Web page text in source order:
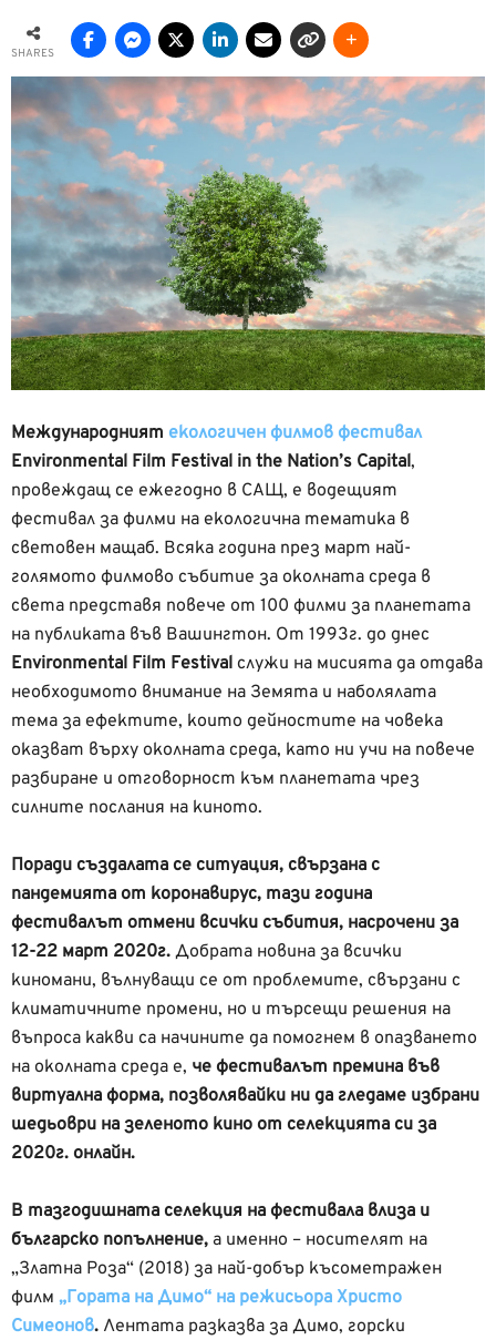
SHARES
Международният екологичен филмов фестивал
Environmental Film Festival in the Nation’s Capital,
провеждащ се ежегодно в САЩ, е водещият
фестивал за филми на екологична тематика в
световен мащаб. Всяка година през март най-
голямото филмово събитие за околната среда в
света представя повече от 100 филми за планетата
на публиката във Вашингтон. От 1993г. до днес
Environmental Film Festival служи на мисията да отдава
необходимото внимание на Земята и наболялата
тема за ефектите, които дейностите на човека
оказват върху околната среда, като ни учи на повече
разбиране и отговорност към планетата чрез
силните послания на киното.
Поради създалата се ситуация, свързана с
пандемията от коронавирус, тази година
фестивалът отмени всички събития, насрочени за
12-22 март 2020г. Добрата новина за всички
киномани, вълнуващи се от проблемите, свързани с
климатичните промени, но и търсещи решения на
въпроса какви са начините да помогнем в опазването
на околната среда е, че фестивалът премина във
виртуална форма, позволявайки ни да гледаме избрани
шедьоври на зеленото кино от селекцията си за
2020г. онлайн.
В тазгодишната селекция на фестивала влиза и
българско попълнение, а именно – носителят на
„Златна Роза“ (2018) за най-добър късометражен
филм „Гората на Димо“ на режисьора Христо
Симеонов. Лентата разказва за Димо, горски